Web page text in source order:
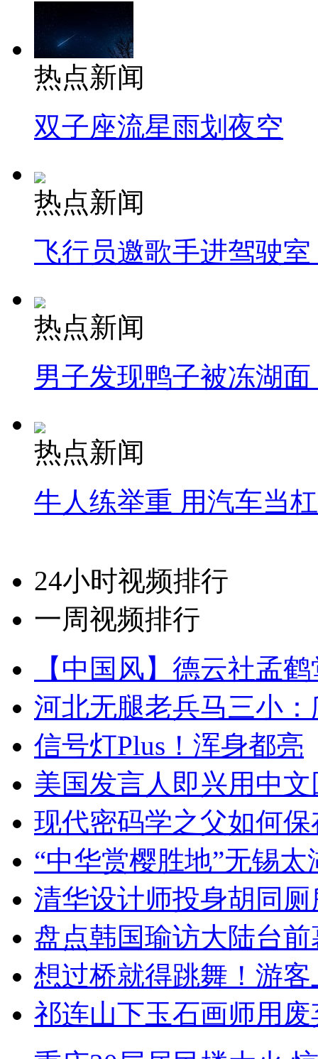
热点新闻
双子座流星雨划夜空
热点新闻
飞行员邀歌手进驾驶
热点新闻
男子发现鸭子被冻湖
热点新闻
牛人练举重 用汽车当
24小时视频排行
一周视频排行
【中国风】德云社孟
河北无腿老兵马三小
信号灯Plus！浑身都亮
美国发言人即兴用中
现代密码学之父如何
“中华赏樱胜地”无锡
清华设计师投身胡同
盘点韩国瑜访大陆台
想过桥就得跳舞！游客
祁连山下玉石画师用